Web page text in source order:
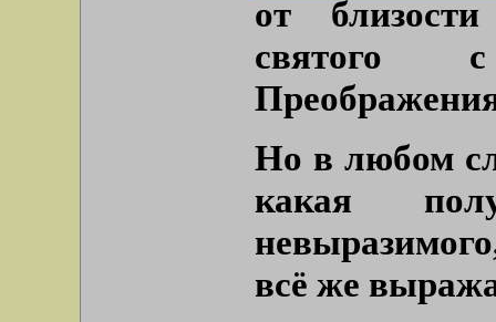
от
святого
Но в любом
какая
всё же